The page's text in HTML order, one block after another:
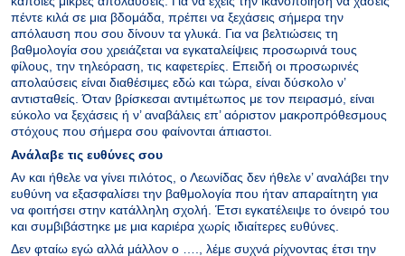
πέντε κιλά σε μια βδομάδα, πρέπει να ξεχάσεις σήμερα την
απόλαυση που σου δίνουν τα γλυκά. Για να βελτιώσεις τη
βαθμολογία σου χρειάζεται να εγκαταλείψεις προσωρινά τους
φίλους, την τηλεόραση, τις καφετερίες. Επειδή οι προσωρινές
απολαύσεις είναι διαθέσιμες εδώ και τώρα, είναι δύσκολο ν’
αντισταθείς. Όταν βρίσκεσαι αντιμέτωπος με τον πειρασμό, είναι
εύκολο να ξεχάσεις ή ν’ αναβάλεις επ’ αόριστον μακροπρόθεσμους
στόχους που σήμερα σου φαίνονται άπιαστοι.
Ανάλαβε τις ευθύνες σου
Αν και ήθελε να γίνει πιλότος, ο Λεωνίδας δεν ήθελε ν’ αναλάβει την
ευθύνη να εξασφαλίσει την βαθμολογία που ήταν απαραίτητη για
να φοιτήσει στην κατάλληλη σχολή. Έτσι εγκατέλειψε το όνειρό του
και συμβιβάστηκε με μια καριέρα χωρίς ιδιαίτερες ευθύνες.
Δεν φταίω εγώ αλλά μάλλον ο …., λέμε συχνά ρίχνοντας έτσι την